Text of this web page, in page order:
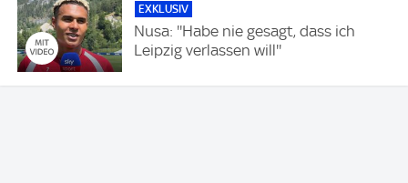
EXKLUSIV
Nusa: ''Habe nie gesagt, dass ich
Leipzig verlassen will''